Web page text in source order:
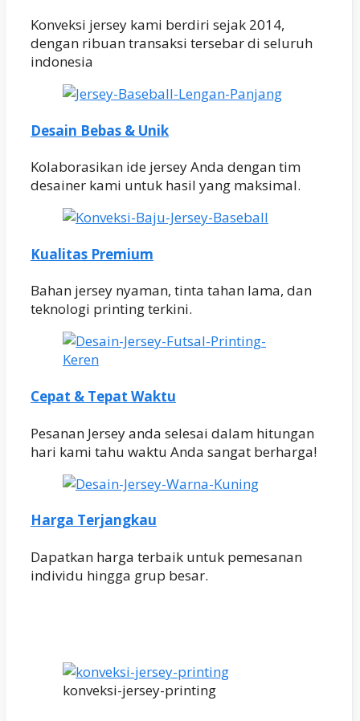
Konveksi jersey kami berdiri sejak 2014,
dengan ribuan transaksi tersebar di seluruh
indonesia
Desain Bebas & Unik
Kolaborasikan ide jersey Anda dengan tim
desainer kami untuk hasil yang maksimal.
Kualitas Premium
Bahan jersey nyaman, tinta tahan lama, dan
teknologi printing terkini.
Cepat & Tepat Waktu
Pesanan Jersey anda selesai dalam hitungan
hari kami tahu waktu Anda sangat berharga!
Harga Terjangkau
Dapatkan harga terbaik untuk pemesanan
individu hingga grup besar.
konveksi-jersey-printing